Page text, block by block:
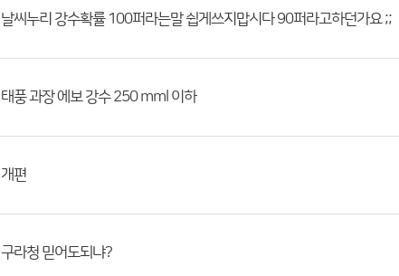
날씨누리 강수확률 100퍼라는말 쉽게쓰지맙시다 90퍼라고하던가요 ;;
태풍 과장 에보 강수 250 mml 이하
개편
구라청 믿어도되냐?